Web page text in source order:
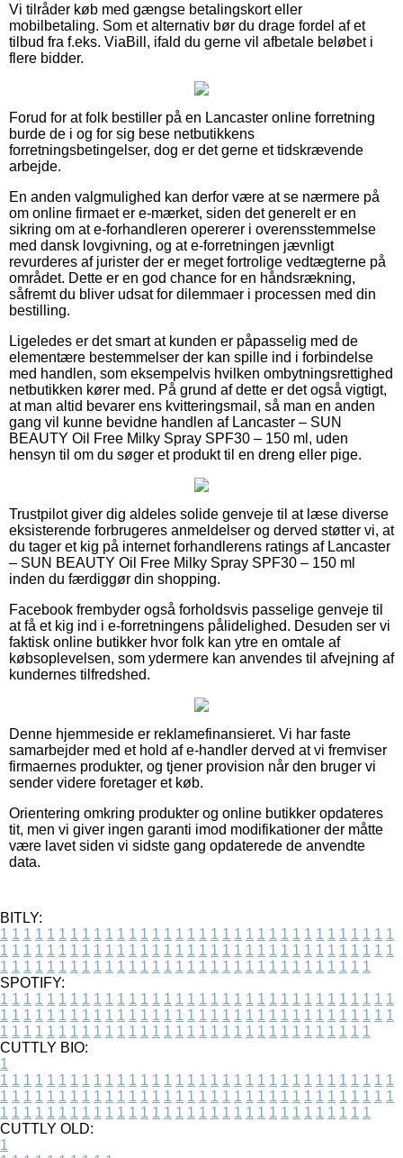
Vi tilråder køb med gængse betalingskort eller
mobilbetaling. Som et alternativ bør du drage fordel af et
tilbud fra f.eks. ViaBill, ifald du gerne vil afbetale beløbet i
flere bidder.
Forud for at folk bestiller på en Lancaster online forretning
burde de i og for sig bese netbutikkens
forretningsbetingelser, dog er det gerne et tidskrævende
arbejde.
En anden valgmulighed kan derfor være at se nærmere på
om online firmaet er e-mærket, siden det generelt er en
sikring om at e-forhandleren opererer i overensstemmelse
med dansk lovgivning, og at e-forretningen jævnligt
revurderes af jurister der er meget fortrolige vedtægterne på
området. Dette er en god chance for en håndsrækning,
såfremt du bliver udsat for dilemmaer i processen med din
bestilling.
Ligeledes er det smart at kunden er påpasselig med de
elementære bestemmelser der kan spille ind i forbindelse
med handlen, som eksempelvis hvilken ombytningsrettighed
netbutikken kører med. På grund af dette er det også vigtigt,
at man altid bevarer ens kvitteringsmail, så man en anden
gang vil kunne bevidne handlen af Lancaster – SUN
BEAUTY Oil Free Milky Spray SPF30 – 150 ml, uden
hensyn til om du søger et produkt til en dreng eller pige.
Trustpilot giver dig aldeles solide genveje til at læse diverse
eksisterende forbrugeres anmeldelser og derved støtter vi, at
du tager et kig på internet forhandlerens ratings af Lancaster
– SUN BEAUTY Oil Free Milky Spray SPF30 – 150 ml
inden du færdiggør din shopping.
Facebook frembyder også forholdsvis passelige genveje til
at få et kig ind i e-forretningens pålidelighed. Desuden ser vi
faktisk online butikker hvor folk kan ytre en omtale af
købsoplevelsen, som ydermere kan anvendes til afvejning af
kundernes tilfredshed.
Denne hjemmeside er reklamefinansieret. Vi har faste
samarbejder med et hold af e-handler derved at vi fremviser
firmaernes produkter, og tjener provision når den bruger vi
sender videre foretager et køb.
Orientering omkring produkter og online butikker opdateres
tit, men vi giver ingen garanti imod modifikationer der måtte
være lavet siden vi sidste gang opdaterede de anvendte
data.
BITLY:
1 1 1 1 1 1 1 1 1 1 1 1 1 1 1 1 1 1 1 1 1 1 1 1 1 1 1 1 1 1 1 1 1 1
1 1 1 1 1 1 1 1 1 1 1 1 1 1 1 1 1 1 1 1 1 1 1 1 1 1 1 1 1 1 1 1 1 1
1 1 1 1 1 1 1 1 1 1 1 1 1 1 1 1 1 1 1 1 1 1 1 1 1 1 1 1 1 1 1 1
SPOTIFY:
1 1 1 1 1 1 1 1 1 1 1 1 1 1 1 1 1 1 1 1 1 1 1 1 1 1 1 1 1 1 1 1 1 1
1 1 1 1 1 1 1 1 1 1 1 1 1 1 1 1 1 1 1 1 1 1 1 1 1 1 1 1 1 1 1 1 1 1
1 1 1 1 1 1 1 1 1 1 1 1 1 1 1 1 1 1 1 1 1 1 1 1 1 1 1 1 1 1 1 1
CUTTLY BIO:
1
1 1 1 1 1 1 1 1 1 1 1 1 1 1 1 1 1 1 1 1 1 1 1 1 1 1 1 1 1 1 1 1 1 1
1 1 1 1 1 1 1 1 1 1 1 1 1 1 1 1 1 1 1 1 1 1 1 1 1 1 1 1 1 1 1 1 1 1
1 1 1 1 1 1 1 1 1 1 1 1 1 1 1 1 1 1 1 1 1 1 1 1 1 1 1 1 1 1 1 1
CUTTLY OLD:
1